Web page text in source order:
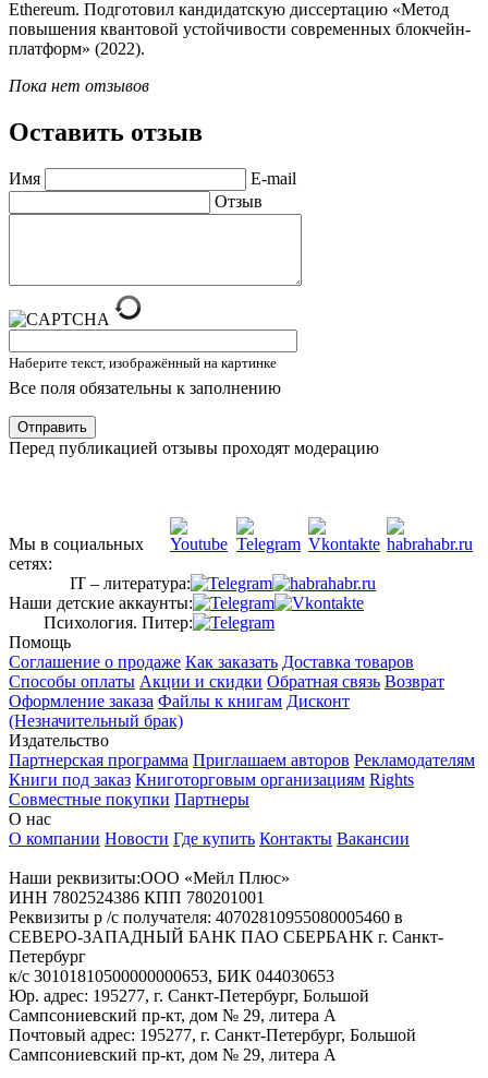
Ethereum. Подготовил кандидатскую диссертацию «Метод
повышения квантовой устойчивости современных блокчейн-
платформ» (2022).
Пока нет отзывов
Оставить отзыв
Имя
E-mail
Отзыв
Наберите текст, изображённый на картинке
Все поля обязательны к заполнению
Отправить
Перед публикацией отзывы проходят модерацию
Мы в социальных
сетях:
IT – литература:
Наши детские аккаунты:
Психология. Питер:
Помощь
Соглашение о продаже Как заказать Доставка товаров
Способы оплаты Акции и скидки Обратная связь Возврат
Оформление заказа Файлы к книгам Дисконт
(Незначительный брак)
Издательство
Партнерская программа Приглашаем авторов Рекламодателям
Книги под заказ Книготорговым организациям Rights
Совместные покупки Партнеры
О нас
О компании Новости Где купить Контакты Вакансии
Наши реквизиты:ООО «Мейл Плюс»
ИНН 7802524386 КПП 780201001
Реквизиты р /с получателя: 40702810955080005460 в
СЕВЕРО-ЗАПАДНЫЙ БАНК ПАО СБЕРБАНК г. Санкт-
Петербург
к/с 30101810500000000653, БИК 044030653
Юр. адрес: 195277, г. Санкт-Петербург, Большой
Сампсониевский пр-кт, дом № 29, литера А
Почтовый адрес: 195277, г. Санкт-Петербург, Большой
Сампсониевский пр-кт, дом № 29, литера А